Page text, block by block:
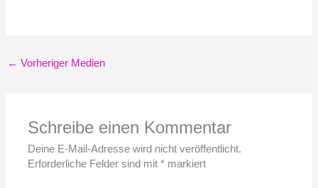
← Vorheriger Medien
Schreibe einen Kommentar
Deine E-Mail-Adresse wird nicht veröffentlicht.
Erforderliche Felder sind mit* markiert